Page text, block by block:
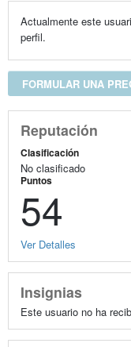
Actualmente este
perfil.
FORMULAR UNA
Reputación
Clasificación
No clasificado
Puntos
54
Ver Detalles
Insignias
Este usuario no ha